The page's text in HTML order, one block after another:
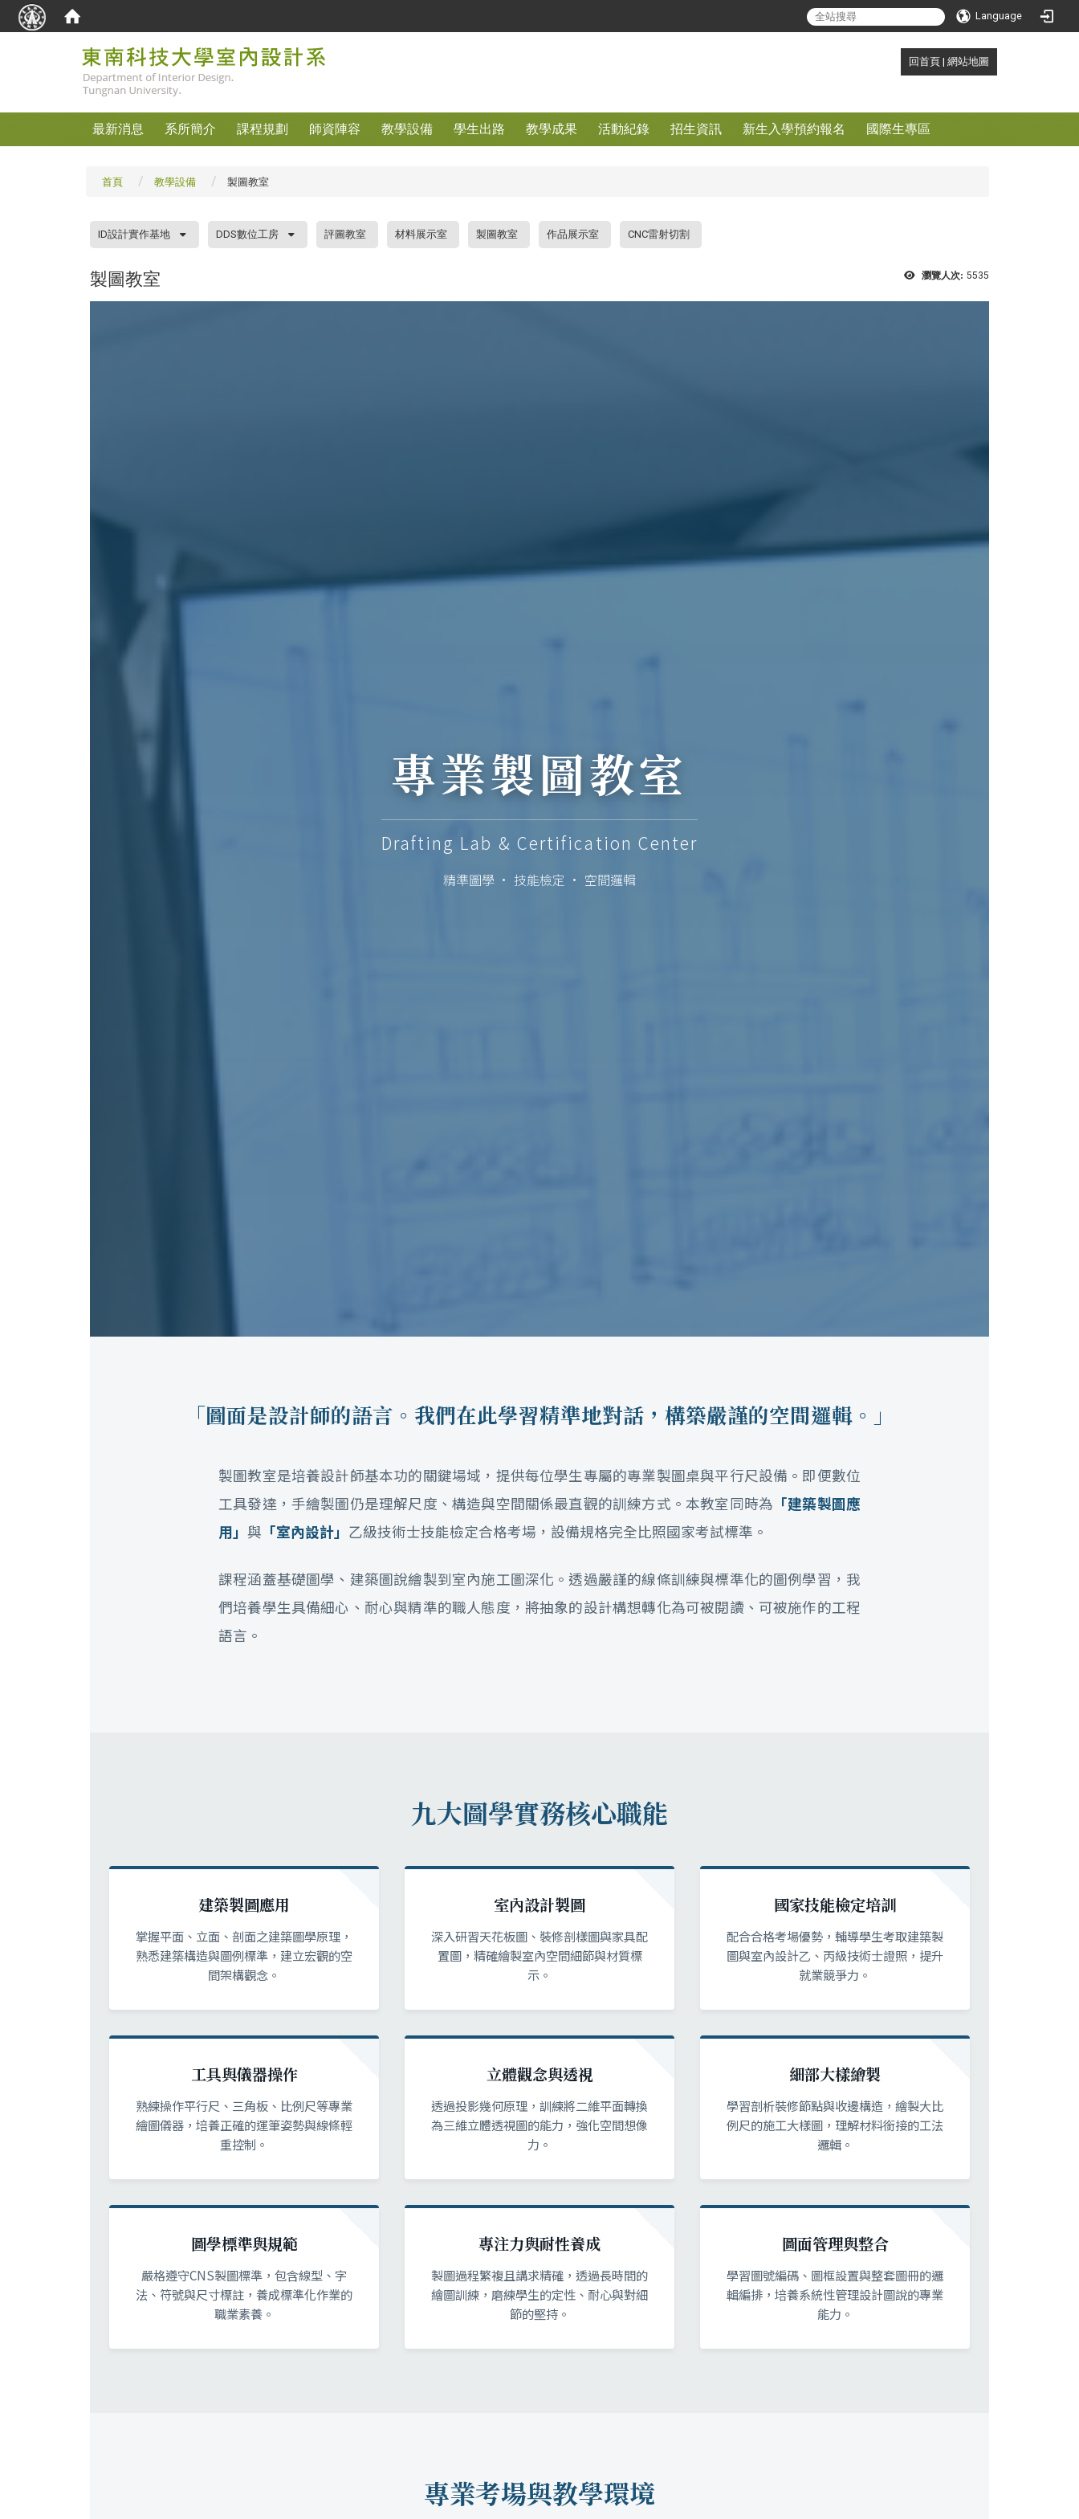
search Language
回首頁 | 網站地圖
最新消息 系所簡介 課程規劃 師資陣容 教學設備 學生出路 教學成果 活動紀錄 招生資訊 新生入學預約報名 國際生專區
首頁 教學設備 製圖教室
ID設計實作基地 DDS數位工房 評圖教室 材料展示室 製圖教室 作品展示室 CNC雷射切割
瀏覽人次: 5535
製圖教室
專業製圖教室
Drafting Lab & Certification Center
精準圖學 · 技能檢定 · 空間邏輯
「圖面是設計師的語言。我們在此學習精準地對話，構築嚴謹的空間邏輯。」
製圖教室是培養設計師基本功的關鍵場域，提供每位學生專屬的專業製圖桌與平行尺設備。即便數位
工具發達，手繪製圖仍是理解尺度、構造與空間關係最直觀的訓練方式。本教室同時為 「建築製圖應
用」 與 「室內設計」 乙級技術士技能檢定合格考場，設備規格完全比照國家考試標準。
課程涵蓋基礎圖學、建築圖說繪製到室內施工圖深化。透過嚴謹的線條訓練與標準化的圖例學習，我
們培養學生具備細心、耐心與精準的職人態度，將抽象的設計構想轉化為可被閱讀、可被施作的工程
語言。
九大圖學實務核心職能
建築製圖應用
掌握平面、立面、剖面之建築圖學原理，
熟悉建築構造與圖例標準，建立宏觀的空
間架構觀念。
室內設計製圖
深入研習天花板圖、裝修剖樣圖與家具配
置圖，精確繪製室內空間細節與材質標
示。
國家技能檢定培訓
配合合格考場優勢，輔導學生考取建築製
圖與室內設計乙、丙級技術士證照，提升
就業競爭力。
工具與儀器操作
熟練操作平行尺、三角板、比例尺等專業
繪圖儀器，培養正確的運筆姿勢與線條輕
重控制。
立體觀念與透視
透過投影幾何原理，訓練將二維平面轉換
為三維立體透視圖的能力，強化空間想像
力。
細部大樣繪製
學習剖析裝修節點與收邊構造，繪製大比
例尺的施工大樣圖，理解材料銜接的工法
邏輯。
圖學標準與規範
嚴格遵守CNS製圖標準，包含線型、字
法、符號與尺寸標註，養成標準化作業的
職業素養。
專注力與耐性養成
製圖過程繁複且講求精確，透過長時間的
繪圖訓練，磨練學生的定性、耐心與對細
節的堅持。
圖面管理與整合
學習圖號編碼、圖框設置與整套圖冊的邏
輯編排，培養系統性管理設計圖說的專業
能力。
專業考場與教學環境